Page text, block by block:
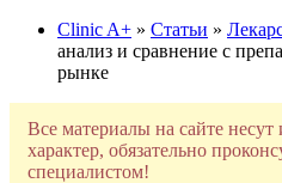
Clinic A+ » Статьи »
анализ и сравнение с
рынке
Все материалы на сайте
характер, обязательно
специалистом!